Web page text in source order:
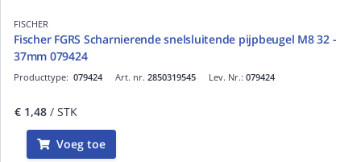
FISCHER
Fischer FGRS Scharnierende snelsluitende pijpbeugel M8 32 -
37mm 079424
Art. nr. 2850319545
Producttype: 079424 Lev. Nr.: 079424
€ 1,48 / STK
Voeg toe